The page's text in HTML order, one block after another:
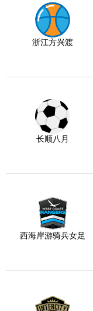
浙江方兴渡
长顺八月
西海岸游骑兵女足